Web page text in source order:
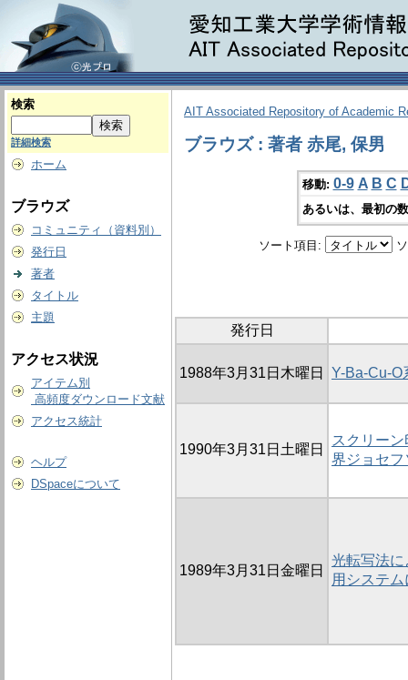
検索
詳細検索
ホーム
ブラウズ
コミュニティ（資料別）
発行日
著者
タイトル
主題
アクセス状況
アイテム別
高頻度ダウンロード文献
アクセス統計
ヘルプ
DSpaceについて
AIT Associated Repository of Academic
ブラウズ : 著者 赤尾, 保男
移動: 0-9 A B C
あるいは、最初の
ソート項目:
発行日
1988年3月31日木曜日 Y-Ba-Cu-O
1990年3月31日土曜日
スクリー
界ジョセフ
1989年3月31日金曜日
光転写法
用システ